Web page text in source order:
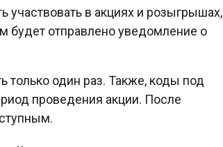
участвовать в акциях и розыгрышах,
отправлено уведомление о
только один раз. Также, коды под
проведения акции. После